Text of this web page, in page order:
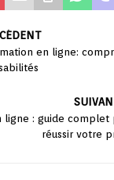
en ligne:
ligne : guide complet
réussir votre